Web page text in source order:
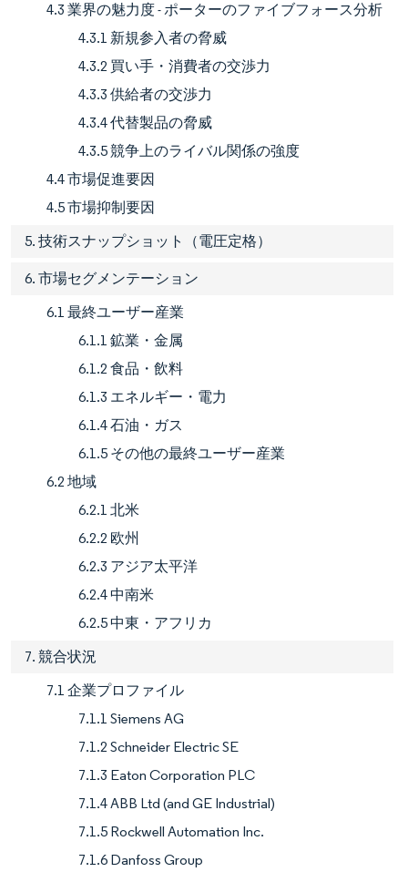
4.3 業界の魅力度 - ポーターのファイブフォース分析
4.3.1 新規参入者の脅威
4.3.2 買い手・消費者の交渉力
4.3.3 供給者の交渉力
4.3.4 代替製品の脅威
4.3.5 競争上のライバル関係の強度
4.4 市場促進要因
4.5 市場抑制要因
5. 技術スナップショット（電圧定格）
6. 市場セグメンテーション
6.1 最終ユーザー産業
6.1.1 鉱業・金属
6.1.2 食品・飲料
6.1.3 エネルギー・電力
6.1.4 石油・ガス
6.1.5 その他の最終ユーザー産業
6.2 地域
6.2.1 北米
6.2.2 欧州
6.2.3 アジア太平洋
6.2.4 中南米
6.2.5 中東・アフリカ
7. 競合状況
7.1 企業プロファイル
7.1.1 Siemens AG
7.1.2 Schneider Electric SE
7.1.3 Eaton Corporation PLC
7.1.4 ABB Ltd (and GE Industrial)
7.1.5 Rockwell Automation Inc.
7.1.6 Danfoss Group